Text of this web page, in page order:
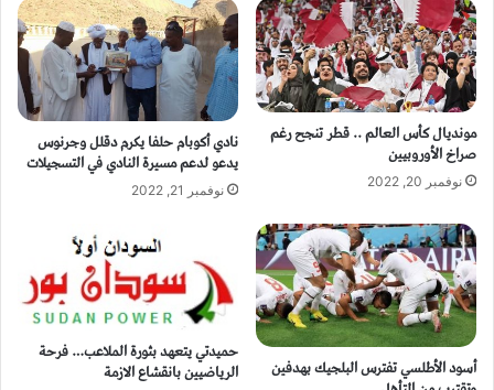
مونديال كأس العالم .. قطر تنجح رغم
صراخ الأوروبيين
نوفمبر 20, 2022
نادي أكوبام حلفا يكرم دقلل وجرنوس
يدعو لدعم مسيرة النادي في التسجيلات
نوفمبر 21, 2022
أسود الأطلسي تفترس البلجيك بهدفين
حميدتي يتعهد بثورة الملاعب… فرحة
الرياضيين بانقشاع الازمة